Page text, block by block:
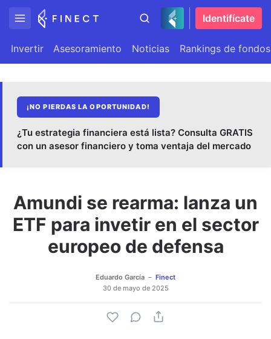
Identifícate
Invertir Asesoramiento Noticias Rankings de fondos
¡NO PIERDAS LA OPORTUNIDAD!
¿Tu estrategia financiera está lista? Consulta GRATIS
con un asesor financiero y toma ventaja del mercado
Amundi se rearma: lanza un
ETF para invetir en el sector
europeo de defensa
Eduardo García
Finect
30 de mayo de 2025